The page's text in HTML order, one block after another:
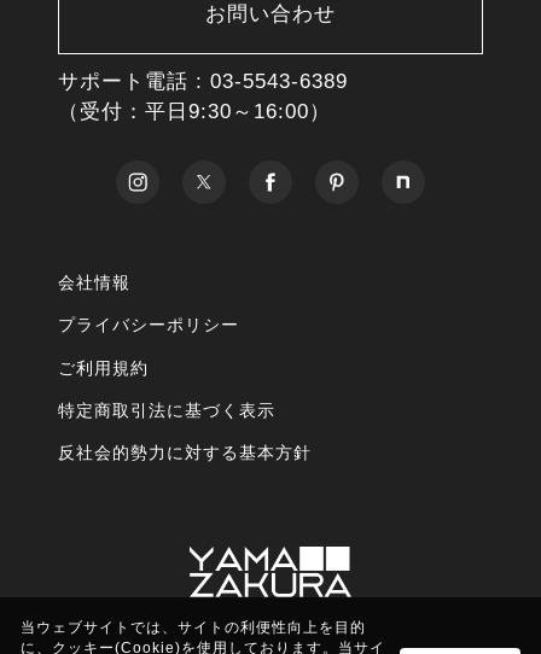
お問い合わせ
サポート電話 : 03-5543-6389
（受付：平日9:30～16:00）
会社情報
プライバシーポリシー
ご利用規約
特定商取引法に基づく表示
反社会的勢力に対する基本方針
当ウェブサイトでは、サイトの利便性向上を目的
に、クッキー(Cookie)を使用しております。当サイ